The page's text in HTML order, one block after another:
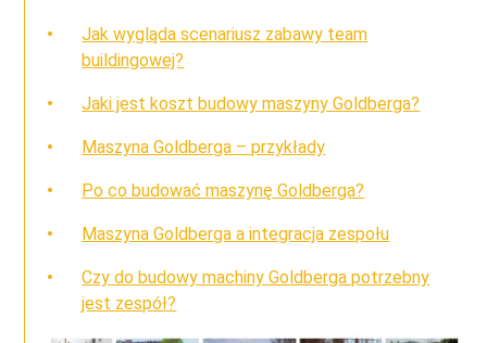
Jak wygląda scenariusz zabawy team
buildingowej?
Jaki jest koszt budowy maszyny Goldberga?
Maszyna Goldberga – przykłady
Po co budować maszynę Goldberga?
Maszyna Goldberga a integracja zespołu
Czy do budowy machiny Goldberga potrzebny
jest zespół?